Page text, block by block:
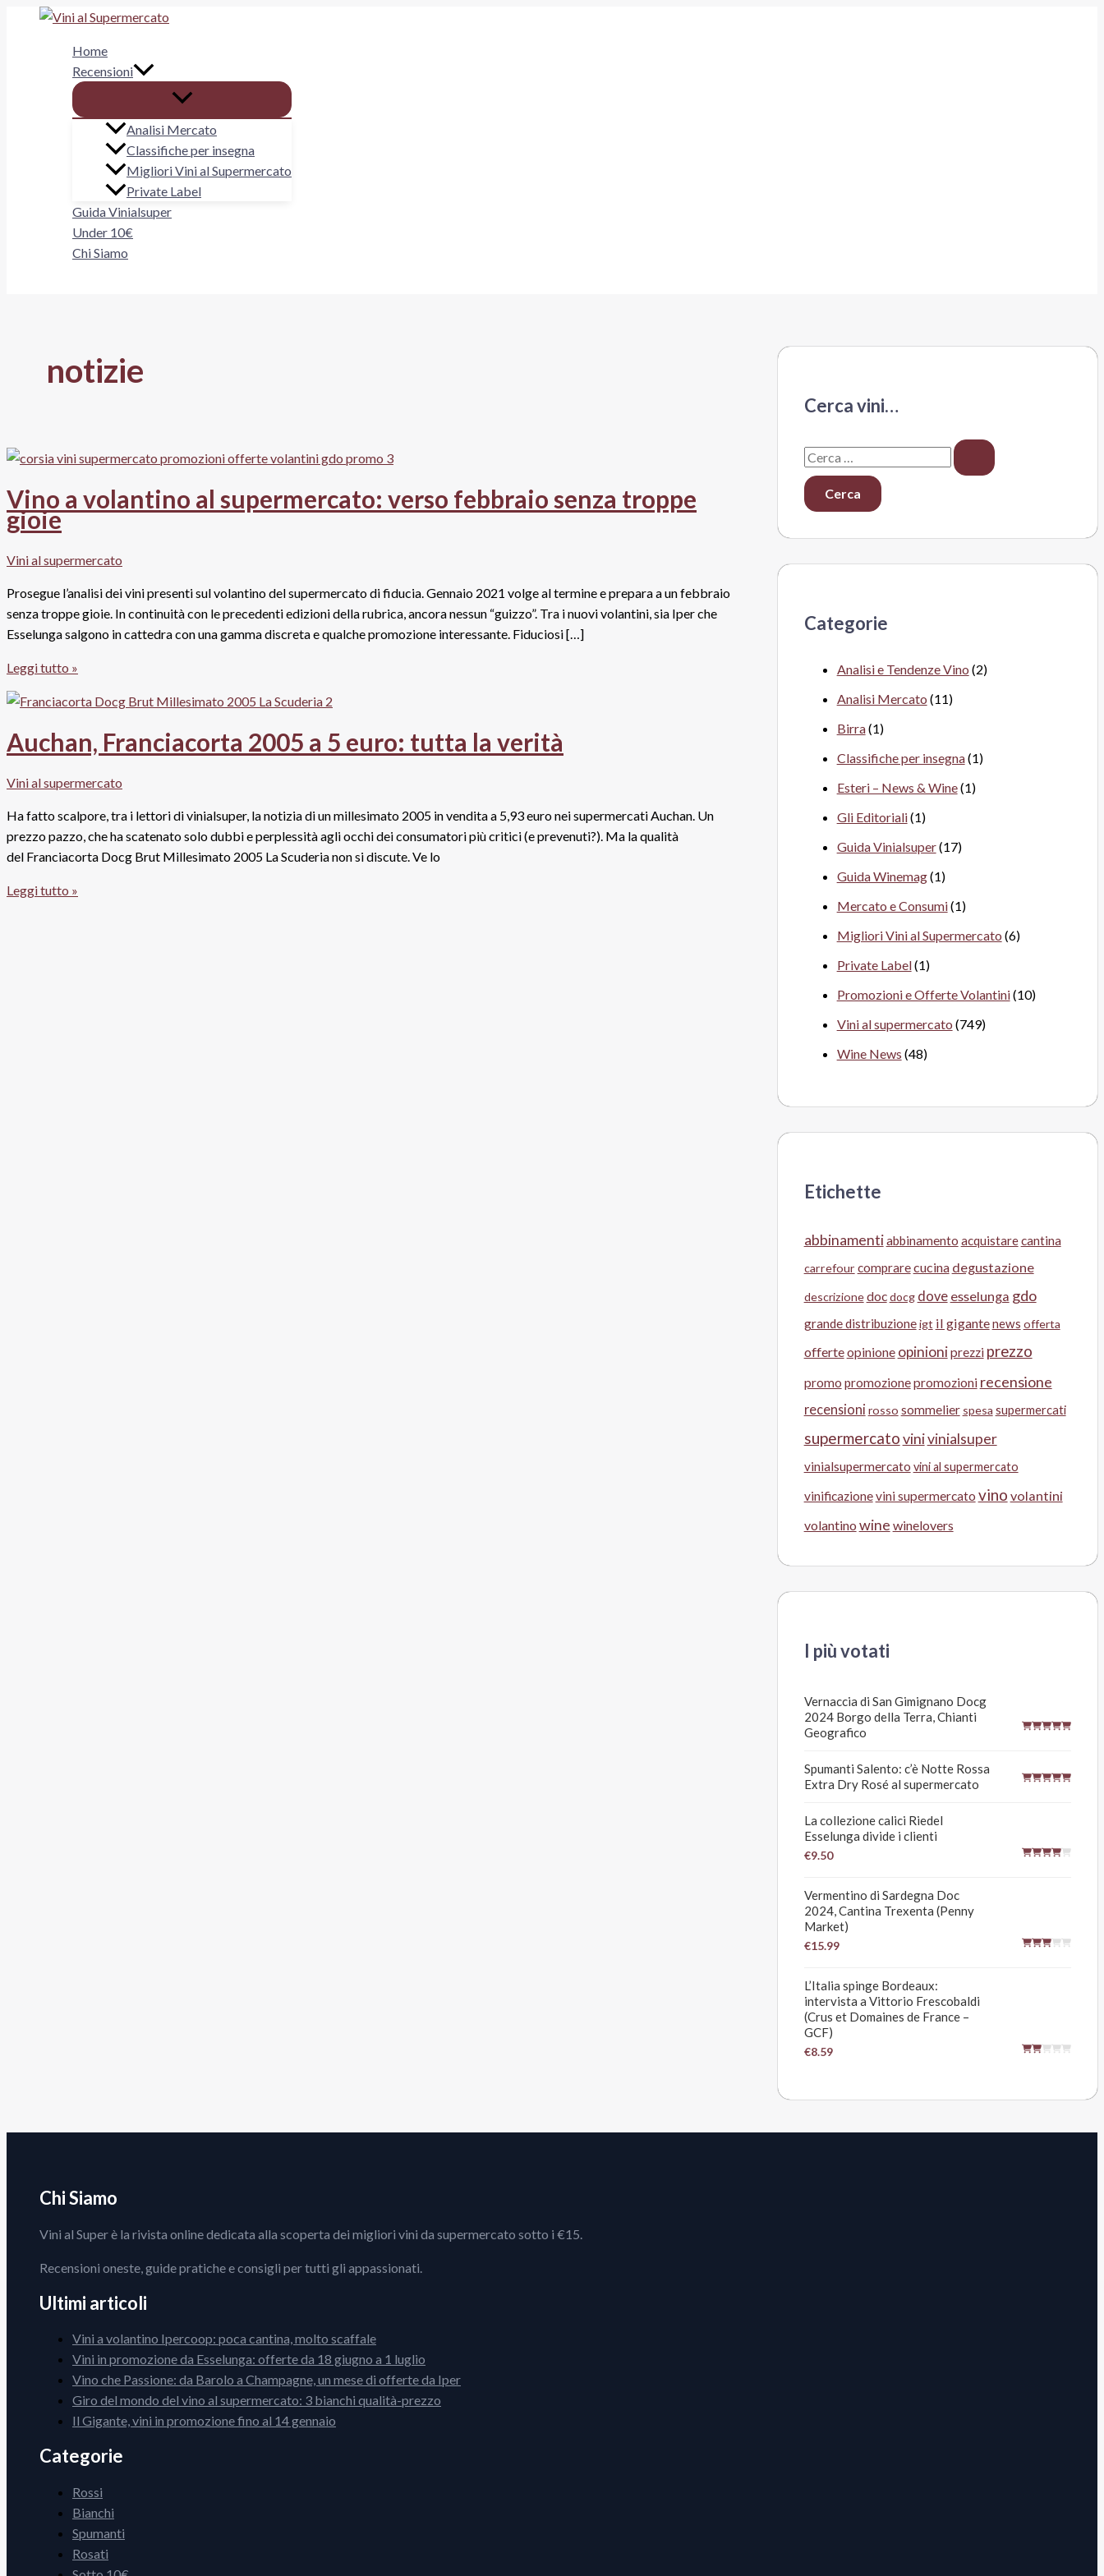
Home
Recensioni
Analisi Mercato
Classifiche per insegna
Migliori Vini al Supermercato
Private Label
Guida Vinialsuper
Under 10€
Chi Siamo
notizie
Vino a volantino al supermercato: verso febbraio senza troppe
gioie
Vini al supermercato
Prosegue l’analisi dei vini presenti sul volantino del supermercato di fiducia. Gennaio 2021 volge al termine e prepara a un febbraio
senza troppe gioie. In continuità con le precedenti edizioni della rubrica, ancora nessun “guizzo”. Tra i nuovi volantini, sia Iper che
Esselunga salgono in cattedra con una gamma discreta e qualche promozione interessante. Fiduciosi […]
Vino
a
volantino
supermercato:
febbraio
senza
troppe
gioie
Leggi tutto »
Auchan, Franciacorta 2005 a 5 euro: tutta la verità
Vini al supermercato
Ha fatto scalpore, tra i lettori di vinialsuper, la notizia di un millesimato 2005 in vendita a 5,93 euro nei supermercati Auchan. Un
prezzo pazzo, che ha scatenato solo dubbi e perplessità agli occhi dei consumatori più critici (e prevenuti?). Ma la qualità
del Franciacorta Docg Brut Millesimato 2005 La Scuderia non si discute. Ve lo
Auchan,
Leggi tutto »
Cerca vini…
C
e
r
Categorie
Analisi e Tendenze Vino (2)
Analisi Mercato (11)
Birra(1)
Classifiche per insegna(1)
Esteri – News & Wine(1)
Gli Editoriali(1)
Guida Vinialsuper(17)
Guida Winemag(1)
Mercato e Consumi(1)
Migliori Vini al Supermercato (6)
Private Label(1)
Promozioni e Offerte Volantini(10)
Vini al supermercato (749)
Wine News (48)
Etichette
abbinamentiabbinamento acquistarecantina
carrefour comprarecucina degustazione
descrizionedocdocg dove esselunga gdo
grande distribuzioneigt il gigantenews offerta
offerteopinione opinioniprezzi prezzo
promo promozionepromozioni recensione
recensioni rosso sommelier spesa supermercati
supermercatovinivinialsuper
vinialsupermercato vini al supermercato
vinificazionevini supermercato vino volantini
volantino wine winelovers
I più votati
Vernaccia di San Gimignano Docg
2024 Borgo della Terra, Chianti
Geografico
Spumanti Salento: c’è Notte Rossa
Extra Dry Rosé al supermercato
La collezione calici Riedel
Esselunga divide i clienti
€9.50
Vermentino di Sardegna Doc
2024, Cantina Trexenta (Penny
Market)
€15.99
L’Italia spinge Bordeaux:
intervista a Vittorio Frescobaldi
(Crus et Domaines de France –
GCF)
€8.59
Chi Siamo
Vini al Super è la rivista online dedicata alla scoperta dei migliori vini da supermercato sotto i €15.
Recensioni oneste, guide pratiche e consigli per tutti gli appassionati.
Ultimi articoli
Vini a volantino Ipercoop: poca cantina, molto scaffale
Vini in promozione da Esselunga: offerte da 18 giugno a 1 luglio
Vino che Passione: da Barolo a Champagne, un mese di offerte da Iper
Giro del mondo del vino al supermercato: 3 bianchi qualità-prezzo
Il Gigante, vini in promozione fino al 14 gennaio
Categorie
Rossi
Bianchi
Spumanti
Rosati